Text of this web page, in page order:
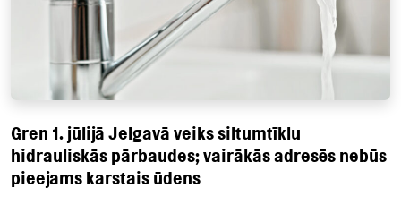
Gren 1. jūlijā Jelgavā veiks siltumtīklu
hidrauliskās pārbaudes; vairākās adresēs nebūs
pieejams karstais ūdens